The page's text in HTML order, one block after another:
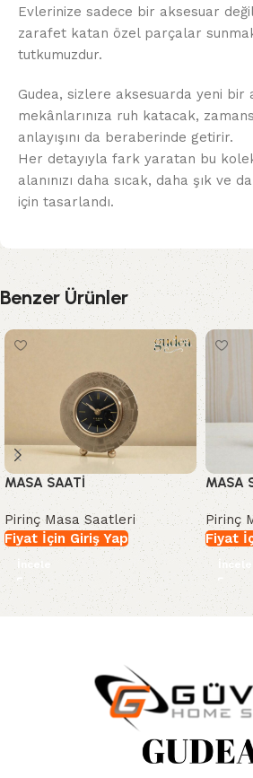
Evlerinize sadece bir aksesuar
zarafet katan özel parçalar
tutkumuzdur.
Gudea, sizlere aksesuarda yeni
mekânlarınıza ruh katacak,
anlayışını da beraberinde getirir.
Her detayıyla fark yaratan bu
alanınızı daha sıcak, daha şık ve
için tasarlandı.
Benzer Ürünler
MASA SAATİ
Pirinç Masa Saatleri
Fiyat İçin Giriş Yap
İncele
MASA
Pirinç
Fiyat
İncele
Read More